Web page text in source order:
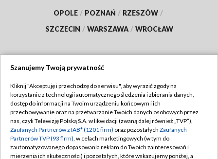
OPOLE / POZNAŃ / RZESZÓW /
SZCZECIN / WARSZAWA / WROCŁAW
TVP
Abonament TVP
Emisja w TVP
Centrum informacji TVP
Regulamin TVP
Polityka prywatności
Moje zgody
Szanujemy Twoją prywatność
Kliknij "Akceptuję i przechodzę do serwisu", aby wyrazić zgody na
korzystanie z technologii automatycznego śledzenia i zbierania danych,
dostęp do informacji na Twoim urządzeniu końcowym i ich
przechowywanie oraz na przetwarzanie Twoich danych osobowych przez
nas, czyli Telewizję Polską S.A. w likwidacji (zwaną dalej również „TVP”),
Zaufanych Partnerów z IAB* (1201 firm) oraz pozostałych Zaufanych
Partnerów TVP (93 firm), w celach marketingowych (w tym do
zautomatyzowanego dopasowania reklam do Twoich zainteresowań i
mierzenia ich skuteczności) i pozostałych, które wskazujemy poniżej, a